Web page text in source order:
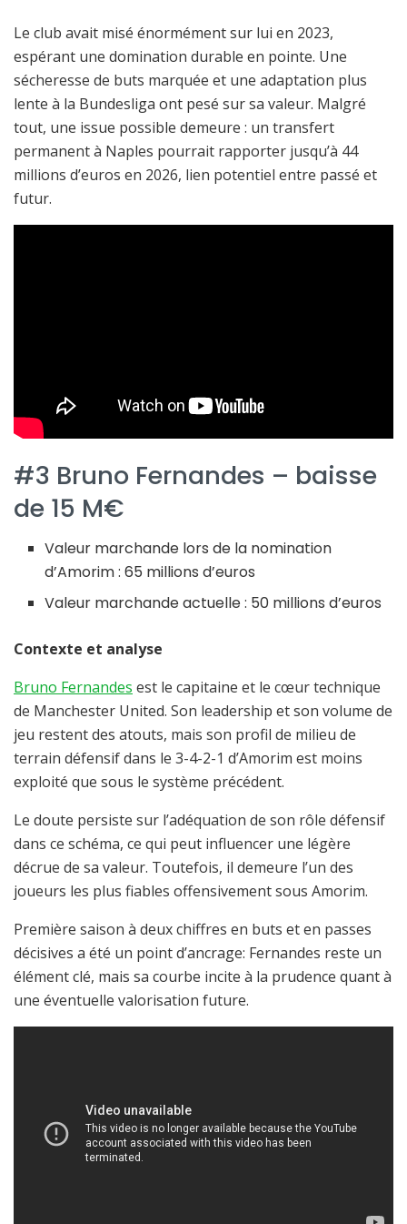
Le club avait misé énormément sur lui en 2023,
espérant une domination durable en pointe. Une
sécheresse de buts marquée et une adaptation plus
lente à la Bundesliga ont pesé sur sa valeur. Malgré
tout, une issue possible demeure : un transfert
permanent à Naples pourrait rapporter jusqu’à 44
millions d’euros en 2026, lien potentiel entre passé et
futur.
#3 Bruno Fernandes – baisse
de 15 M€
Valeur marchande lors de la nomination
d’Amorim : 65 millions d’euros
Valeur marchande actuelle : 50 millions d’euros
Contexte et analyse
Bruno Fernandes est le capitaine et le cœur technique
de Manchester United. Son leadership et son volume de
jeu restent des atouts, mais son profil de milieu de
terrain défensif dans le 3-4-2-1 d’Amorim est moins
exploité que sous le système précédent.
Le doute persiste sur l’adéquation de son rôle défensif
dans ce schéma, ce qui peut influencer une légère
décrue de sa valeur. Toutefois, il demeure l’un des
joueurs les plus fiables offensivement sous Amorim.
Première saison à deux chiffres en buts et en passes
décisives a été un point d’ancrage: Fernandes reste un
élément clé, mais sa courbe incite à la prudence quant à
une éventuelle valorisation future.